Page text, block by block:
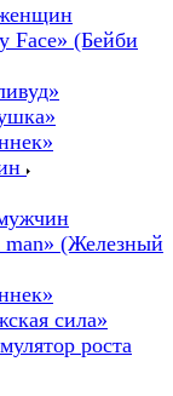
Face» (Бейби
(Железный
сила»
роста